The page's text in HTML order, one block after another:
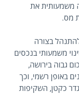
משמעותית את
מס.
בצורה
משמעותי בנכסים
גבוה בירושה,
באופן רשמי, וכך
כקטן, השקיפות